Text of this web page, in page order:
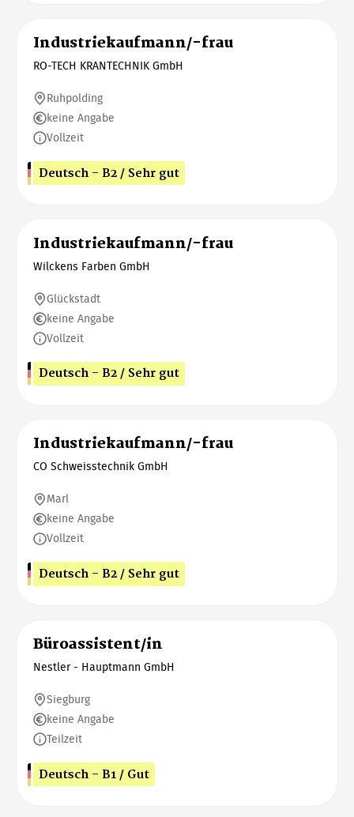
Industriekaufmann/-frau
RO-TECH KRANTECHNIK GmbH
Ruhpolding
keine Angabe
Vollzeit
Deutsch - B2 / Sehr gut
Industriekaufmann/-frau
Wilckens Farben GmbH
Glückstadt
keine Angabe
Vollzeit
Deutsch - B2 / Sehr gut
Industriekaufmann/-frau
CO Schweisstechnik GmbH
Marl
keine Angabe
Vollzeit
Deutsch - B2 / Sehr gut
Büroassistent/in
Nestler - Hauptmann GmbH
Siegburg
keine Angabe
Teilzeit
Deutsch - B1 / Gut